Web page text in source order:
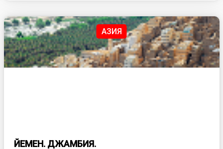
АЗИЯ
ЙЕМЕН. ДЖАМБИЯ.